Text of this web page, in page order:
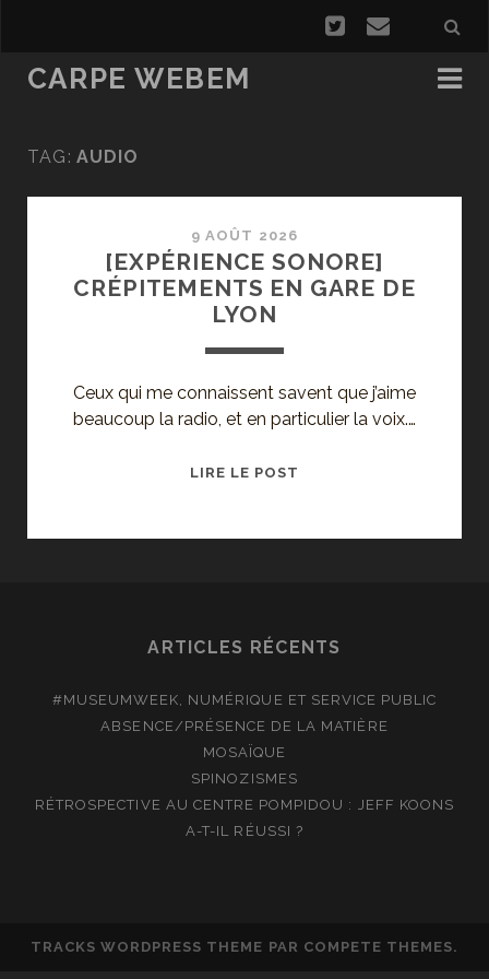
CARPE WEBEM
TAG: AUDIO
9 AOÛT 2026
[EXPÉRIENCE SONORE]
CRÉPITEMENTS EN GARE DE
LYON
Ceux qui me connaissent savent que j’aime
beaucoup la radio, et en particulier la voix.…
LIRE LE POST
ARTICLES RÉCENTS
#MUSEUMWEEK, NUMÉRIQUE ET SERVICE PUBLIC
ABSENCE/PRÉSENCE DE LA MATIÈRE
MOSAÏQUE
SPINOZISMES
RÉTROSPECTIVE AU CENTRE POMPIDOU : JEFF KOONS
A-T-IL RÉUSSI ?
TRACKS WORDPRESS THEME PAR COMPETE THEMES.